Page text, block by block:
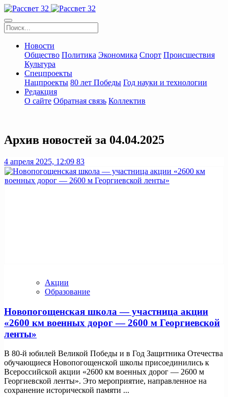
Новости
Общество Политика Экономика Спорт Происшествия
Культура
Спецпроекты
Нацпроекты 80 лет Победы Год науки и технологии
Редакция
О сайте Обратная связь Коллектив
Архив новостей за 04.04.2025
4 апреля 2025, 12:09 83
Акции
Образование
Новопогощенская школа — участница акции
«2600 км военных дорог — 2600 м Георгиевской
ленты»
В 80-й юбилей Великой Победы и в Год Защитника Отечества
обучающиеся Новопогощенской школы присоединились к
Всероссийской акции «2600 км военных дорог — 2600 м
Георгиевской ленты». Это мероприятие, направленное на
сохранение исторической памяти ...